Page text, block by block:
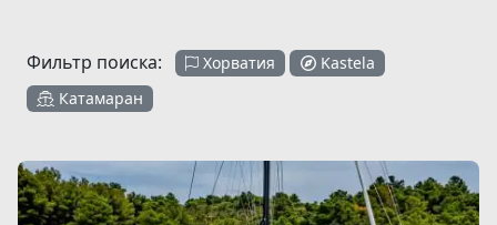
Фильтр поиска: Хорватия
Kastela
Катамаран